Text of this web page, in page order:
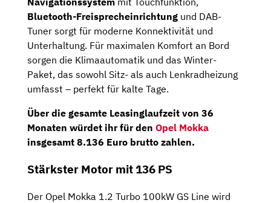
Bluetooth-Freisprecheinrichtung und DAB-
Tuner sorgt für moderne Konnektivität und
Unterhaltung. Für maximalen Komfort an Bord
sorgen die Klimaautomatik und das Winter-
Paket, das sowohl Sitz- als auch Lenkradheizung
umfasst – perfekt für kalte Tage.
Über die gesamte Leasinglaufzeit von 36
Monaten würdet ihr für den Opel Mokka
insgesamt 8.136 Euro brutto zahlen.
Stärkster Motor mit 136 PS
Der Opel Mokka 1.2 Turbo 100kW GS Line wird